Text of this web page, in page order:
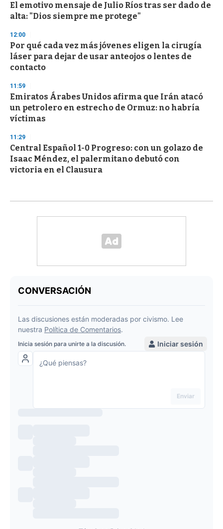
El emotivo mensaje de Julio Ríos tras ser dado de
alta: "Dios siempre me protege"
12:00
Por qué cada vez más jóvenes eligen la cirugía
láser para dejar de usar anteojos o lentes de
contacto
11:59
Emiratos Árabes Unidos afirma que Irán atacó
un petrolero en estrecho de Ormuz: no habría
víctimas
11:29
Central Español 1-0 Progreso: con un golazo de
Isaac Méndez, el palermitano debutó con
victoria en el Clausura